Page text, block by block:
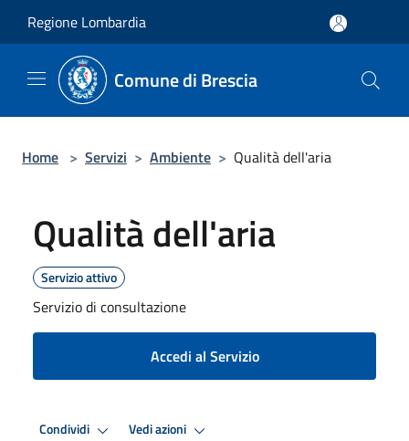
Regione Lombardia
Comune di Brescia
Home > Servizi > Ambiente > Qualità dell'aria
Qualità dell'aria
Servizio attivo
Servizio di consultazione
Accedi al Servizio
Condividi Vedi azioni